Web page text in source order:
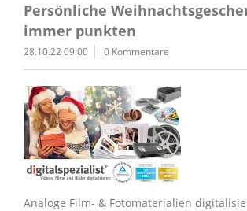
Persönliche
immer punkten
28.10.22 09:00 0 Kommentare
Analoge Film- & Fotomaterialien